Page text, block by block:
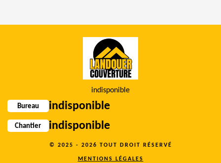
indisponible
Bureau indisponible
Chantier indisponible
© 2025 - 2026 TOUT DROIT RÉSERVÉ
MENTIONS LÉGALES